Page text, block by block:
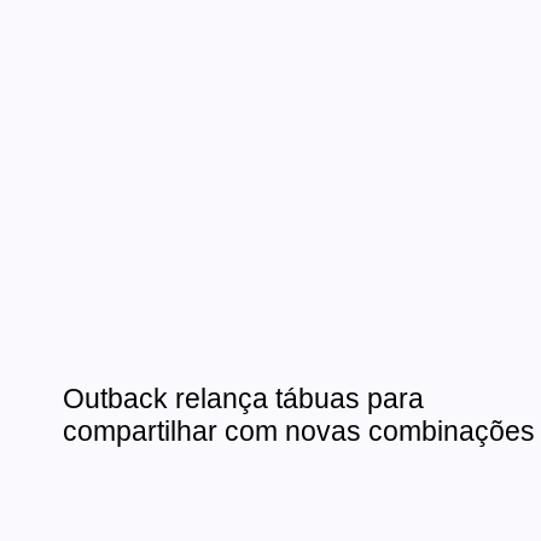
Outback relança tábuas para
compartilhar com novas combinações